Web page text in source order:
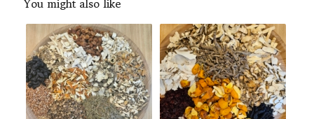
You might also like